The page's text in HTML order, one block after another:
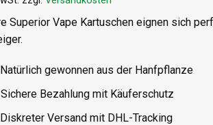
war:
39,90 €
ist:
34,90 €.
Superior Vape Kartuschen eignen sich
gewonnen aus der Hanfpflanze
Bezahlung mit Käuferschutz
Versand mit DHL-Tracking